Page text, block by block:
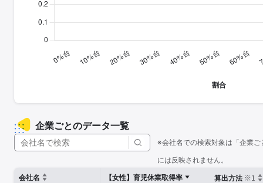
企業ごとのデータ一覧
※会社名での検索対象は「企業
には反映されません。
会社名
【女性】育児休業取得率 算出方法 ※1